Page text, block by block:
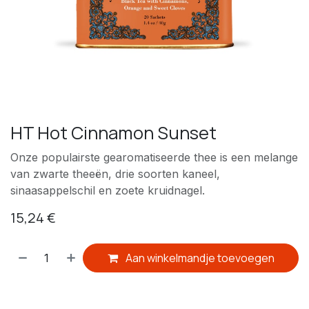
HT Hot Cinnamon Sunset
Onze populairste gearomatiseerde thee is een melange
van zwarte theeën, drie soorten kaneel,
sinaasappelschil en zoete kruidnagel.
15,24€
Aan winkelmandje toevoegen